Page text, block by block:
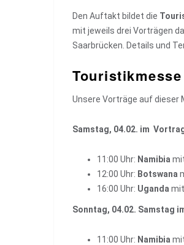
Den Auftakt bildet die
mit jeweils drei Vorträgen
Saarbrücken. Details und
Unsere Vorträge auf dieser
Samstag, 04.02. im
11:00 Uhr: Namibia
12:00 Uhr: Botswana
16:00 Uhr: Uganda
Sonntag, 04.02. Samstag
11:00 Uhr: Namibia